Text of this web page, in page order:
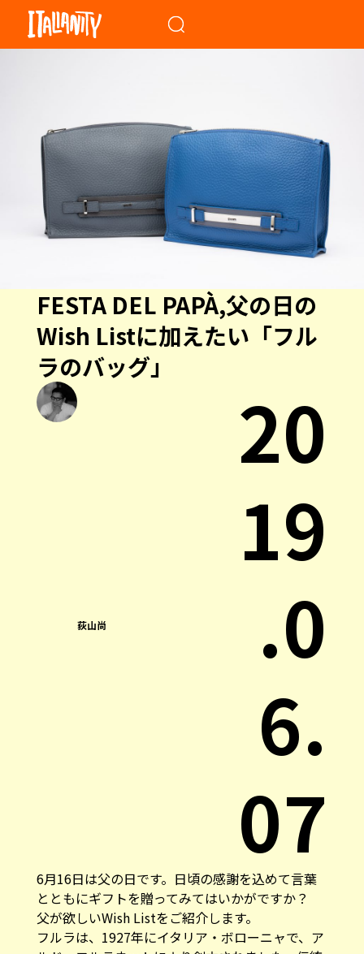
FESTA DEL PAPÀ,父の日の
Wish Listに加えたい「フル
ラのバッグ」
荻山尚
20
19
.0
6.
07
6月16日は父の日です。日頃の感謝を込めて言葉
とともにギフトを贈ってみてはいかがですか？
父が欲しいWish Listをご紹介します。
フルラは、1927年にイタリア・ボローニャで、ア